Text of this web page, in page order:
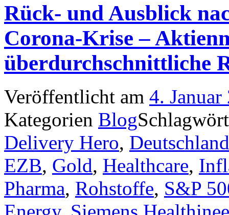
Rück- und Ausblick
Corona-Krise –
überdurchschnittliche
Veröffentlicht am 4. Januar
Kategorien Blog
Delivery Hero, Deutschland
EZB, Gold, Healthcare,
Pharma, Rohstoffe, S&P